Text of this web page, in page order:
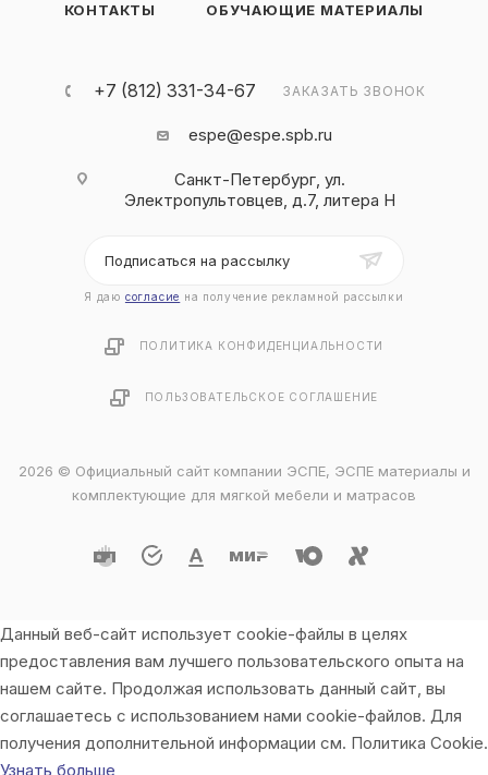
КОНТАКТЫ ОБУЧАЮЩИЕ МАТЕРИАЛЫ
+7 (812) 331-34-67 ЗАКАЗАТЬ ЗВОНОК
espe@espe.spb.ru
Санкт-Петербург, ул.
Электропультовцев, д.7, литера Н
Подписаться на рассылку
Я даю согласие на получение рекламной рассылки
ПОЛИТИКА КОНФИДЕНЦИАЛЬНОСТИ
ПОЛЬЗОВАТЕЛЬСКОЕ СОГЛАШЕНИЕ
2026 © Официальный сайт компании ЭСПЕ, ЭСПЕ материалы и
комплектующие для мягкой мебели и матрасов
Данный веб-сайт использует cookie-файлы в целях
предоставления вам лучшего пользовательского опыта на
нашем сайте. Продолжая использовать данный сайт, вы
соглашаетесь с использованием нами cookie-файлов. Для
получения дополнительной информации см. Политика Cookie.
Узнать больше